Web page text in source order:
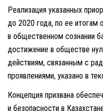
Реализация указанных
до 2020 года, по ее итогам
в общественном сознании
достижение в обществе
действиям, связанным с
проявлениями, указано в
Концепция призвана
и безопасности в